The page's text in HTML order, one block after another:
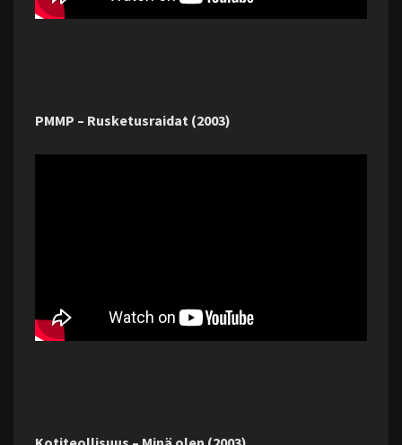
PMMP – Rusketusraidat (2003)